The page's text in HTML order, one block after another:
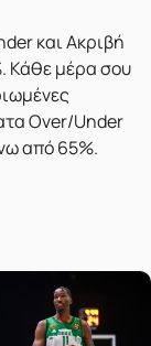
και Ακριβή
Κάθε μέρα σου
Over/Under
από 65%.